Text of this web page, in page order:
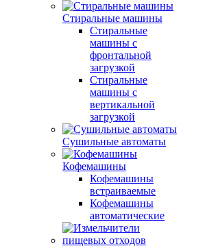
Стиральные машины
Стиральные
машины с
фронтальной
загрузкой
Стиральные
машины с
вертикальной
загрузкой
Сушильные автоматы
Кофемашины
Кофемашины
встраиваемые
Кофемашины
автоматические